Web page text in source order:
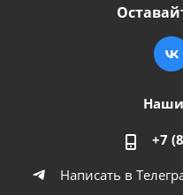
Наши
+7
Написать в